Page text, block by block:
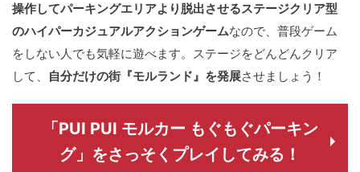
操作してパーキングエリアより脱出させるステージクリア型
のハイパーカジュアルアクションゲームなので、普段ゲーム
をしない人でも気軽に遊べます。ステージをどんどんクリア
して、
自分だけの街『モルランド』を発展させましょう！
「PUI PUI モルカー もぐもぐパーキン
グ」をさっそくプレイしてみる！